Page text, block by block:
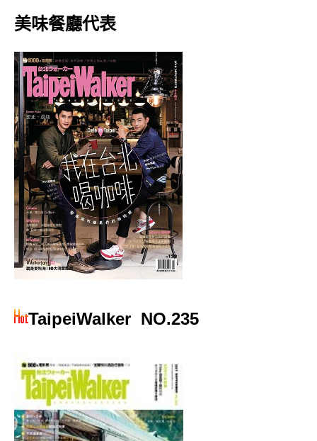
美味餐廳代表
TaipeiWalker NO.235